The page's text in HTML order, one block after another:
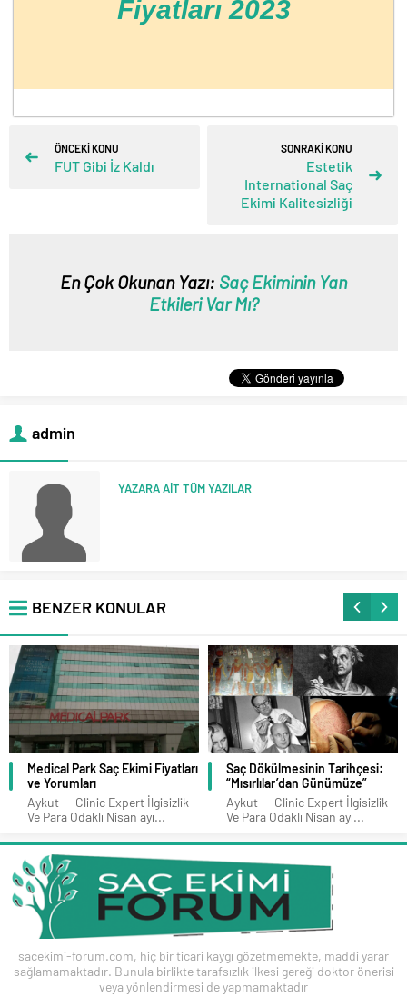
Fiyatları 2023
ÖNCEKİ KONU
FUT Gibi İz Kaldı
SONRAKİ KONU
Estetik
International Saç
Ekimi Kalitesizliği
En Çok Okunan Yazı: Saç Ekiminin Yan
Etkileri Var Mı?
admin
YAZARA AİT TÜM YAZILAR
BENZER KONULAR
Medical Park Saç Ekimi Fiyatları
ve Yorumları
Aykut Clinic Expert İlgisizlik
Ve Para Odaklı Nisan ayı...
Saç Dökülmesinin Tarihçesi:
“Mısırlılar’dan Günümüze”
Aykut Clinic Expert İlgisizlik
Ve Para Odaklı Nisan ayı...
sacekimi-forum.com, hiç bir ticari kaygı gözetmemekte, maddi yarar
sağlamamaktadır. Bunula birlikte tarafsızlık ilkesi gereği doktor önerisi
veya yönlendirmesi de yapmamaktadır